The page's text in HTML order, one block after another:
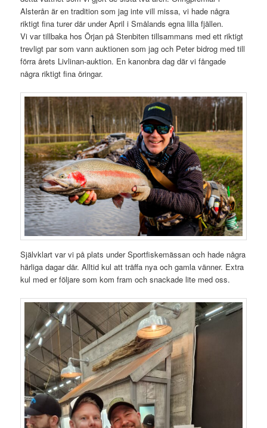
Alsterån är en tradition som jag inte vill missa, vi hade några
riktigt fina turer där under April i Smålands egna lilla fjällen.
Vi var tillbaka hos Örjan på Stenbiten tillsammans med ett riktigt
trevligt par som vann auktionen som jag och Peter bidrog med till
förra årets Livlinan-auktion. En kanonbra dag där vi fångade
några riktigt fina öringar.
Självklart var vi på plats under Sportfiskemässan och hade några
härliga dagar där. Alltid kul att träffa nya och gamla vänner. Extra
kul med er följare som kom fram och snackade lite med oss.